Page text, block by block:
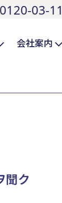
0120-03-
会社案内
聞ク